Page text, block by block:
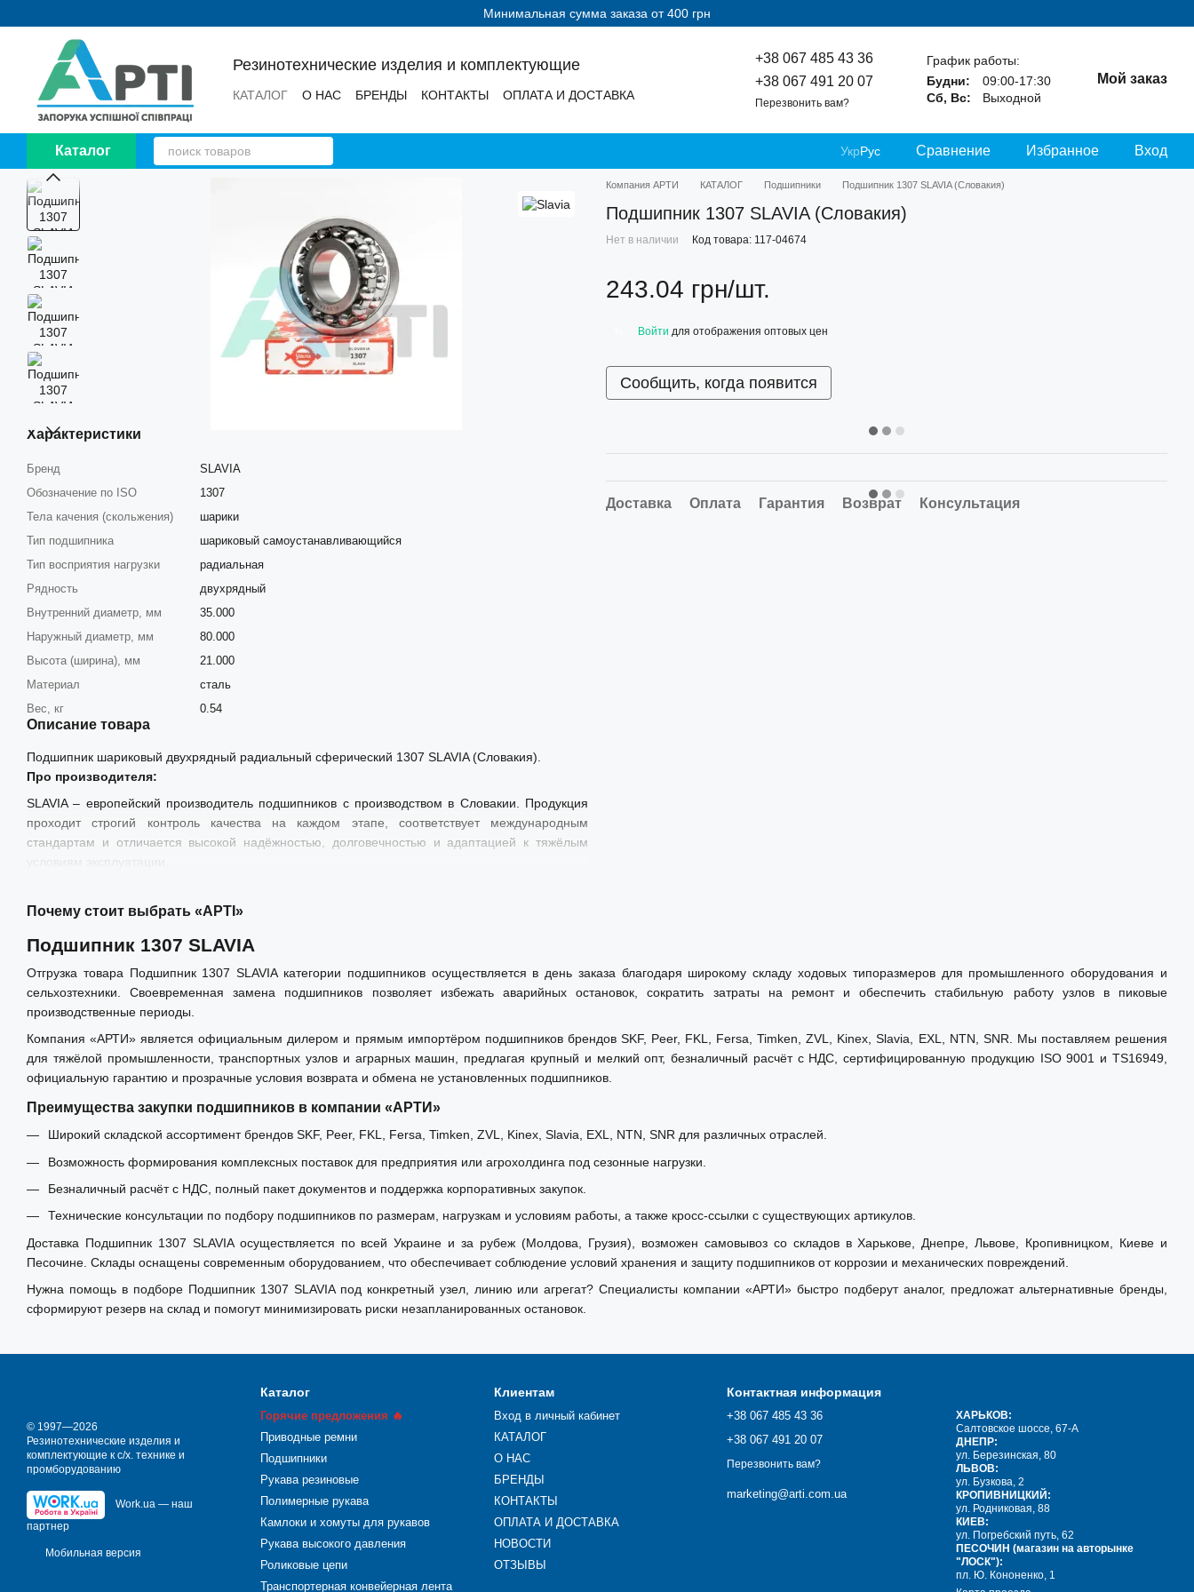
Минимальная сумма заказа от 400 грн
Резинотехнические изделия и комплектующие
КАТАЛОГ О НАС БРЕНДЫ КОНТАКТЫ
ОПЛАТА И ДОСТАВКА
+38 067 485 43 36
+38 067 491 20 07
Перезвонить вам?
График работы:
Будни:
09:00-17:30
Сб, Вс:
Выходной
Мой заказ
Каталог УкрРус Сравнение Избранное Вход
Характеристики
Бренд
SLAVIA
Обозначение по ISO
1307
Тела качения (скольжения)
шарики
Тип подшипника
шариковый самоустанавливающийся
Тип восприятия нагрузки
радиальная
Рядность
двухрядный
Внутренний диаметр, мм
35.000
Наружный диаметр, мм
80.000
Высота (ширина), мм
21.000
Материал
сталь
Вес, кг
0.54
Описание товара
Подшипник шариковый двухрядный радиальный сферический 1307 SLAVIA (Словакия).
Про производителя:
SLAVIA – европейский производитель подшипников с производством в Словакии. Продукция
проходит строгий контроль качества на каждом этапе, соответствует международным
стандартам и отличается высокой надёжностью, долговечностью и адаптацией к тяжёлым
Компания АРТИ КАТАЛОГ Подшипники Подшипник 1307 SLAVIA (Словакия)
Подшипник 1307 SLAVIA (Словакия)
Нет в наличии Код товара: 117-04674
243.04 грн/шт.
Войти для отображения оптовых цен
Сообщить, когда появится
Доставка Оплата Гарантия Возврат Консультация
Почему стоит выбрать «АРТІ»
Подшипник 1307 SLAVIA
Отгрузка товара Подшипник 1307 SLAVIA категории подшипников осуществляется в день заказа благодаря широкому складу ходовых типоразмеров для промышленного оборудования и
сельхозтехники. Своевременная замена подшипников позволяет избежать аварийных остановок, сократить затраты на ремонт и обеспечить стабильную работу узлов в пиковые
производственные периоды.
Компания «АРТИ» является официальным дилером и прямым импортёром подшипников брендов SKF, Peer, FKL, Fersa, Timken, ZVL, Kinex, Slavia, EXL, NTN, SNR. Мы поставляем решения
для тяжёлой промышленности, транспортных узлов и аграрных машин, предлагая крупный и мелкий опт, безналичный расчёт с НДС, сертифицированную продукцию ISO 9001 и TS16949,
официальную гарантию и прозрачные условия возврата и обмена не установленных подшипников.
Преимущества закупки подшипников в компании «АРТИ»
Широкий складской ассортимент брендов SKF, Peer, FKL, Fersa, Timken, ZVL, Kinex, Slavia, EXL, NTN, SNR для различных отраслей.
Возможность формирования комплексных поставок для предприятия или агрохолдинга под сезонные нагрузки.
Безналичный расчёт с НДС, полный пакет документов и поддержка корпоративных закупок.
Технические консультации по подбору подшипников по размерам, нагрузкам и условиям работы, а также кросс-ссылки с существующих артикулов.
Доставка Подшипник 1307 SLAVIA осуществляется по всей Украине и за рубеж (Молдова, Грузия), возможен самовывоз со складов в Харькове, Днепре, Львове, Кропивницком, Киеве и
Песочине. Склады оснащены современным оборудованием, что обеспечивает соблюдение условий хранения и защиту подшипников от коррозии и механических повреждений.
Нужна помощь в подборе Подшипник 1307 SLAVIA под конкретный узел, линию или агрегат? Специалисты компании «АРТИ» быстро подберут аналог, предложат альтернативные бренды,
сформируют резерв на склад и помогут минимизировать риски незапланированных остановок.
© 1997—2026
Резинотехнические изделия и
комплектующие к с/х. технике и
промборудованию
Work.ua — наш
партнер
Мобильная версия
Каталог
Горячие предложения 🔥
Приводные ремни
Подшипники
Рукава резиновые
Полимерные рукава
Камлоки и хомуты для рукавов
Рукава высокого давления
Роликовые цепи
Транспортерная конвейерная лента
Клиентам
Вход в личный кабинет
КАТАЛОГ
О НАС
БРЕНДЫ
КОНТАКТЫ
ОПЛАТА И ДОСТАВКА
НОВОСТИ
ОТЗЫВЫ
Контактная информация
+38 067 485 43 36
+38 067 491 20 07
Перезвонить вам?
marketing@arti.com.ua
ХАРЬКОВ:
Салтовское шоссе, 67-А
ДНЕПР:
ул. Березинская, 80
ЛЬВОВ:
ул. Бузкова, 2
КРОПИВНИЦКИЙ:
ул. Родниковая, 88
КИЕВ:
ул. Погребский путь, 62
ПЕСОЧИН (магазин на авторынке
"ЛОСК"):
пл. Ю. Кононенко, 1